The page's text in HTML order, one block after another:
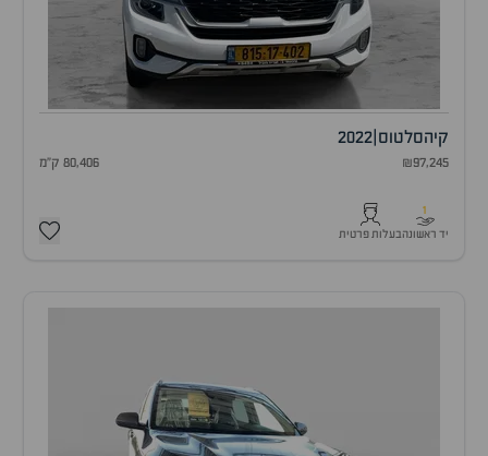
קיהסלטוס 2022
₪97,245 80,406 ק"מ
1
יד ראשונהבעלות פרטית